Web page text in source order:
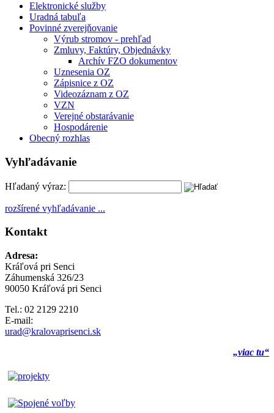
Elektronické služby
Uradná tabuľa
Povinné zverejňovanie
Výrub stromov - prehľad
Zmluvy, Faktúry, Objednávky
Archív FZO dokumentov
Uznesenia OZ
Zápisnice z OZ
Videozáznam z OZ
VZN
Verejné obstarávanie
Hospodárenie
Obecný rozhlas
Vyhľadávanie
Hľadaný výraz:
rozšírené vyhľadávanie ...
Kontakt
Adresa:
Kráľová pri Senci
Záhumenská 326/23
90050 Kráľová pri Senci
Tel.: 02 2129 2210
E-mail:
urad@kralovaprisenci.sk
„viac tu“